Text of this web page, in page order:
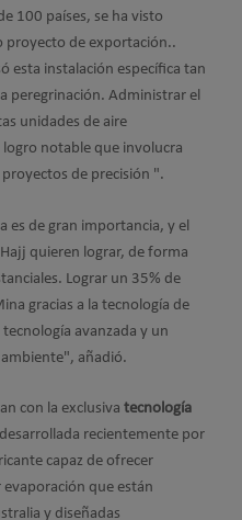
100 países, se ha visto
proyecto de exportación..
esta instalación específica tan
peregrinación. Administrar el
unidades de aire
notable que involucra
de precisión ".
es de gran importancia, y el
quieren lograr, de forma
Lograr un 35% de
gracias a la tecnología de
avanzada y un
añadió.
con la exclusiva tecnología
desarrollada recientemente por
capaz de ofrecer
que están
y diseñadas